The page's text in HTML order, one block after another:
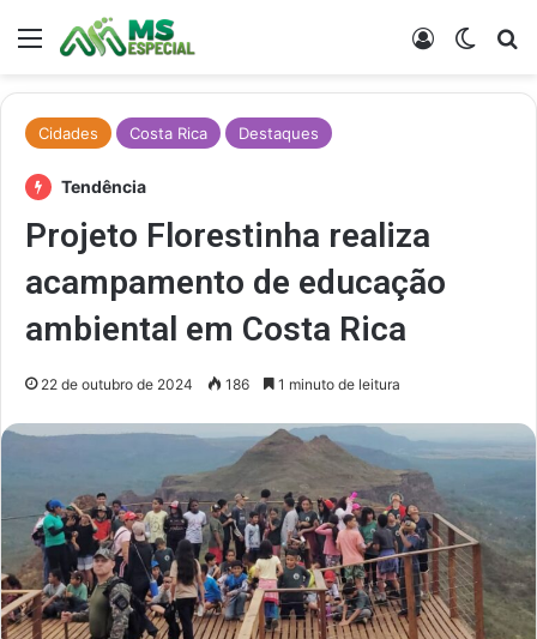
Menu Entrar
Cidades Costa Rica Destaques
Tendência
Projeto Florestinha realiza
acampamento de educação
ambiental em Costa Rica
22 de outubro de 2024 186 1 minuto de leitura